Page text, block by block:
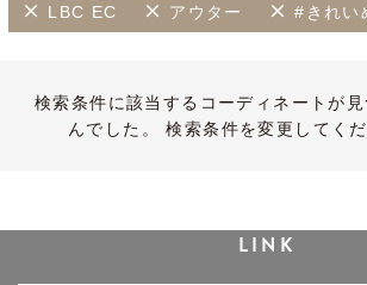
LBC EC アウター #きれい
検索条件に該当するコーディネートが
んでした。 検索条件を変更してくだ
LINK